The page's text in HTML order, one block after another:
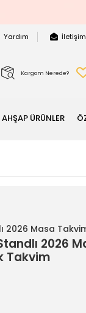
Yardım İletişim
Kargom Nerede?
AHŞAP ÜRÜNLER
2026 Masa
2026
Takvim